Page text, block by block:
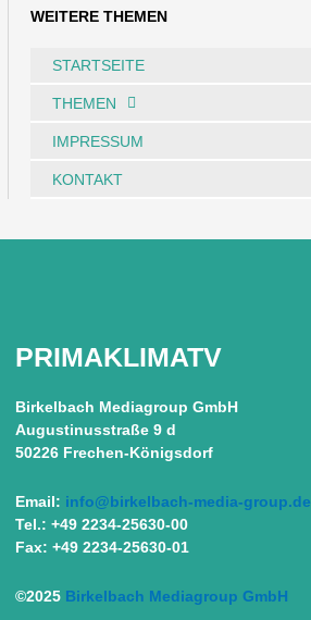
WEITERE THEMEN
STARTSEITE
THEMEN
IMPRESSUM
KONTAKT
PRIMAKLIMATV
Birkelbach Mediagroup GmbH
Augustinusstraße 9 d
50226 Frechen-Königsdorf
Email: info@birkelbach-media-group.de
Tel.: +49 2234-25630-00
Fax: +49 2234-25630-01
©2025 Birkelbach Mediagroup GmbH